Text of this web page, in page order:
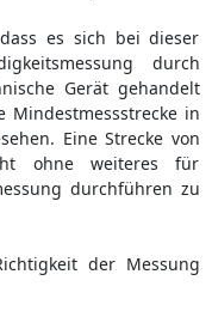
es sich bei dieser
durch
Gerät gehandelt
Mindestmessstrecke in
Eine Strecke von
ohne weiteres für
durchführen zu
der Messung